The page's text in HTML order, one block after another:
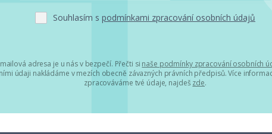
Souhlasím s podmínkami zpracování osobních údajů
adresa je u nás v bezpečí. Přečti si naše podmínky zpracování osobních
údaji nakládáme v mezích obecně závazných právních předpisů. Více
zpracováváme tvé údaje, najdeš zde.